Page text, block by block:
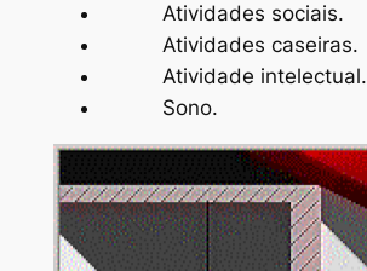
Atividades sociais.
Atividades caseiras.
Atividade intelectual.
Sono.